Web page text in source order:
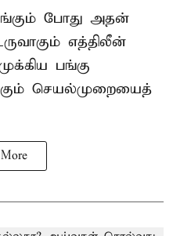
போது அதன்
எத்திலீன்
பங்கு
செயல்முறையைத்